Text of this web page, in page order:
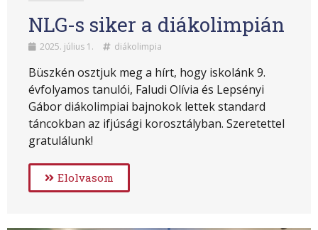
NLG-s siker a diákolimpián
2025. július 1. diákolimpia
Büszkén osztjuk meg a hírt, hogy iskolánk 9.
évfolyamos tanulói, Faludi Olívia és Lepsényi
Gábor diákolimpiai bajnokok lettek standard
táncokban az ifjúsági korosztályban. Szeretettel
gratulálunk!
Elolvasom